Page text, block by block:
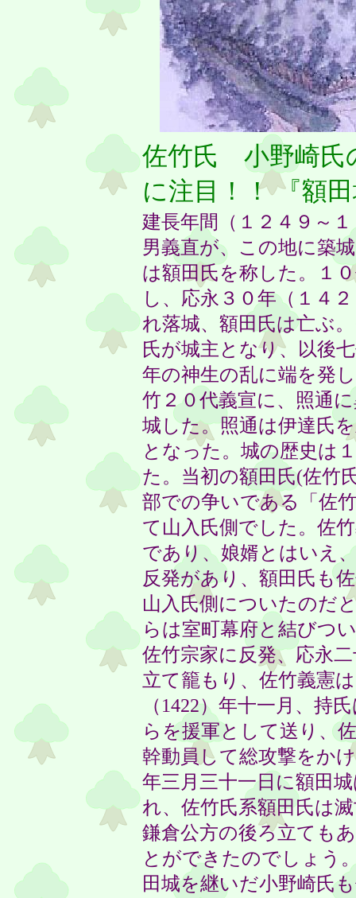
佐竹氏 小野崎氏
に注目！！ 『額
建長年間（１２４９～
男義直が、この地に築
は額田氏を称した。１
し、応永３０年（１４
れ落城、額田氏は亡ぶ
氏が城主となり、以後
年の神生の乱に端を発
竹２０代義宣に、照通
城した。照通は伊達氏
となった。城の歴史は
た。当初の額田氏(佐竹
部での争いである「佐
て山入氏側でした。佐
であり、娘婿とはいえ
反発があり、額田氏も
山入氏側についたのだ
らは室町幕府と結びつ
佐竹宗家に反発、応永
立て籠もり、佐竹義憲
（1422）年十一月、持
らを援軍として送り、
幹動員して総攻撃をか
年三月三十一日に額田
れ、佐竹氏系額田氏は
鎌倉公方の後ろ立ても
とができたのでしょう
田城を継いだ小野崎氏